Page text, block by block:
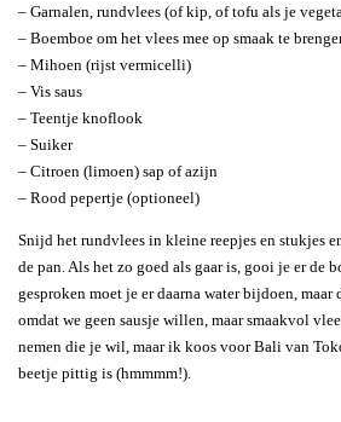
– Garnalen, rundvlees (of kip, of tofu als je
– Boemboe om het vlees mee op smaak te
– Mihoen (rijst vermicelli)
– Vis saus
– Teentje knoflook
– Suiker
– Citroen (limoen) sap of azijn
– Rood pepertje (optioneel)
Snijd het rundvlees in kleine reepjes en stukjes
de pan. Als het zo goed als gaar is, gooi je er de
gesproken moet je er daarna water bijdoen, maar
omdat we geen sausje willen, maar smaakvol
nemen die je wil, maar ik koos voor Bali van
beetje pittig is (hmmmm!).